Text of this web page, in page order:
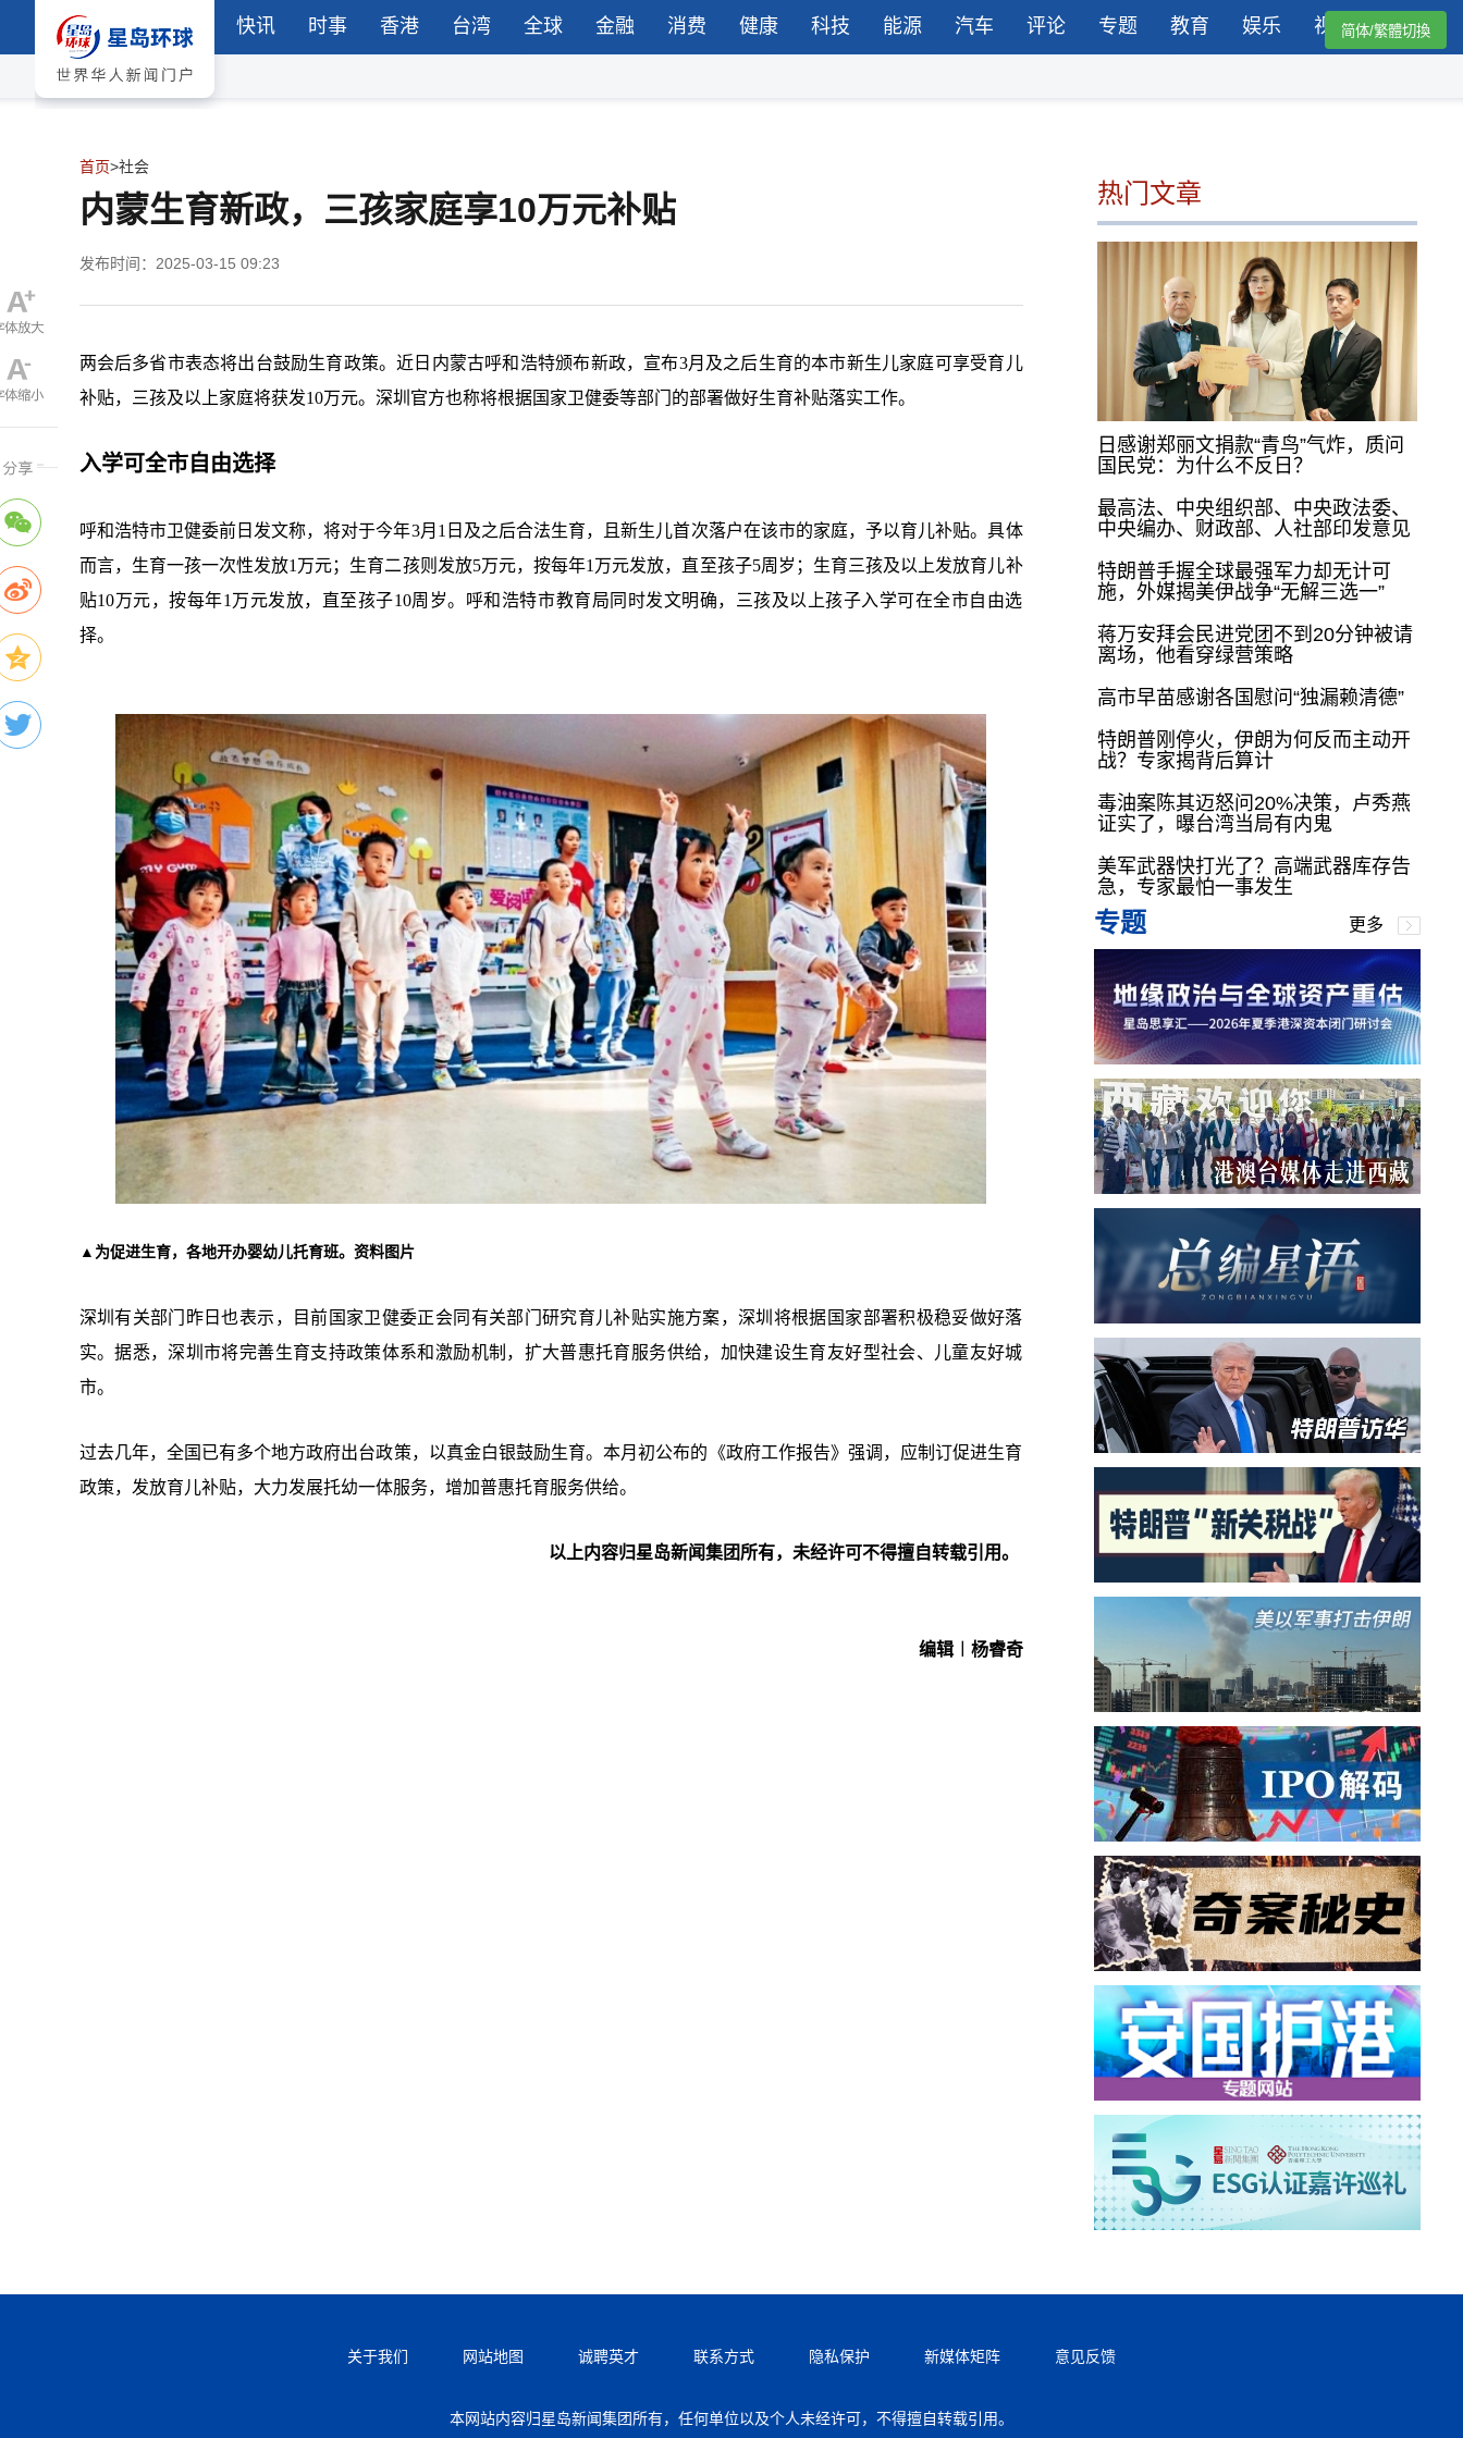
快讯 时事 香港 台湾 全球 金融 消费 健康 科技 能源 汽车 评论 专题 教育 娱乐 视频简体/繁體切換
首页>社会
内蒙生育新政，三孩家庭享10万元补贴
发布时间：2025-03-15 09:23
两会后多省市表态将出台鼓励生育政策。近日内蒙古呼和浩特颁布新政，宣布3月及之后生育的本市新生儿家庭可享受育儿
补贴，三孩及以上家庭将获发10万元。深圳官方也称将根据国家卫健委等部门的部署做好生育补贴落实工作。
入学可全市自由选择
呼和浩特市卫健委前日发文称，将对于今年3月1日及之后合法生育，且新生儿首次落户在该市的家庭，予以育儿补贴。具体
而言，生育一孩一次性发放1万元；生育二孩则发放5万元，按每年1万元发放，直至孩子5周岁；生育三孩及以上发放育儿补
贴10万元，按每年1万元发放，直至孩子10周岁。呼和浩特市教育局同时发文明确，三孩及以上孩子入学可在全市自由选
择。
▲为促进生育，各地开办婴幼儿托育班。资料图片
深圳有关部门昨日也表示，目前国家卫健委正会同有关部门研究育儿补贴实施方案，深圳将根据国家部署积极稳妥做好落
实。据悉，深圳市将完善生育支持政策体系和激励机制，扩大普惠托育服务供给，加快建设生育友好型社会、儿童友好城
市。
过去几年，全国已有多个地方政府出台政策，以真金白银鼓励生育。本月初公布的《政府工作报告》强调，应制订促进生育
政策，发放育儿补贴，大力发展托幼一体服务，增加普惠托育服务供给。
以上内容归星岛新闻集团所有，未经许可不得擅自转载引用。
编辑︱杨睿奇
热门文章
日感谢郑丽文捐款“青鸟”气炸，质问
国民党：为什么不反日？
最高法、中央组织部、中央政法委、
中央编办、财政部、人社部印发意见
特朗普手握全球最强军力却无计可
施，外媒揭美伊战争“无解三选一”
蒋万安拜会民进党团不到20分钟被请
离场，他看穿绿营策略
高市早苗感谢各国慰问“独漏赖清德”
特朗普刚停火，伊朗为何反而主动开
战？专家揭背后算计
毒油案陈其迈怒问20%决策，卢秀燕
证实了，曝台湾当局有内鬼
美军武器快打光了？高端武器库存告
急，专家最怕一事发生
专题 更多
关于我们 网站地图 诚聘英才 联系方式 隐私保护 新媒体矩阵 意见反馈
本网站内容归星岛新闻集团所有，任何单位以及个人未经许可，不得擅自转载引用。